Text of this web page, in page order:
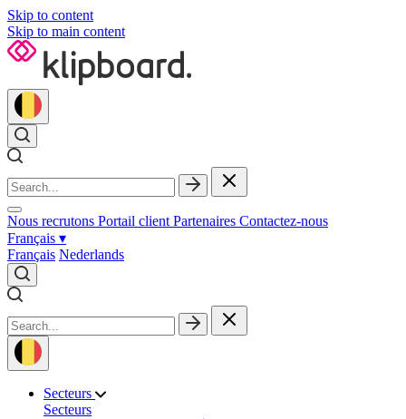
Skip to content
Skip to main content
Nous recrutons Portail client Partenaires Contactez‑nous
Français ▾
Français Nederlands
Secteurs
Secteurs